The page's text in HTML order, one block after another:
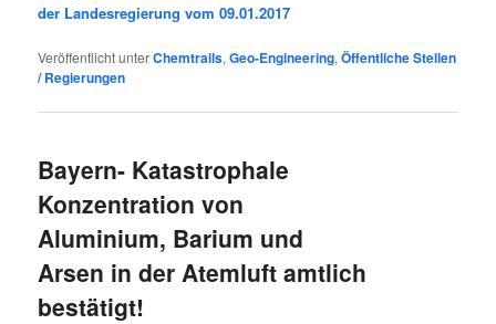
der Lan­des­re­gie­rung vom 09.01.2017
Veröffentlicht unterChemtrails,Geo-Engineering,Öffentliche Stellen
/ Regierungen
Bayern- Katastrophale
Konzentration von
Aluminium, Barium und
Arsen in der Atemluft amtlich
bestätigt!